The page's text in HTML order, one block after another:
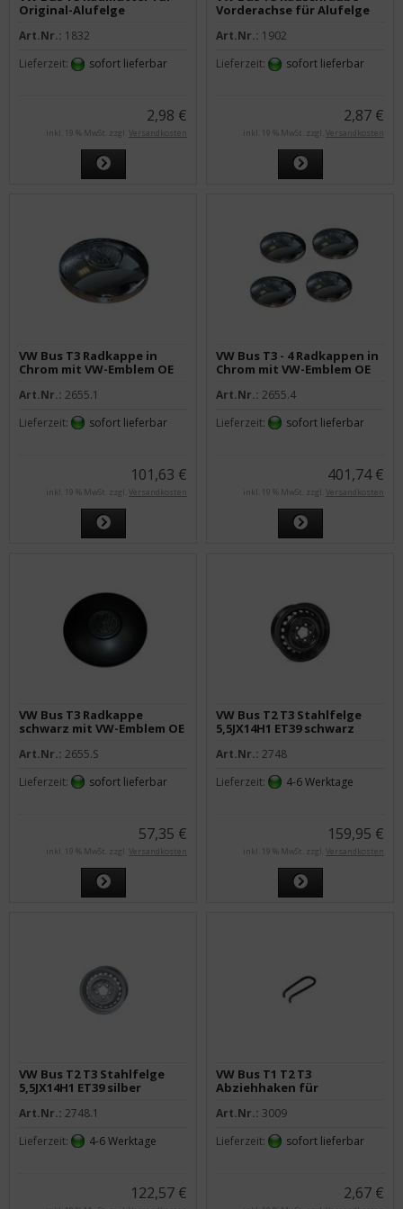
Original-Alufelge
Art.Nr.: 1832
Lieferzeit:
sofort lieferbar
2,98 €
inkl. 19 % MwSt. zzgl. Versandkosten
Vorderachse für Alufelge
Art.Nr.: 1902
Lieferzeit:
sofort lieferbar
2,87 €
inkl. 19 % MwSt. zzgl. Versandkosten
VW Bus T3 Radkappe in
Chrom mit VW-Emblem OE
Art.Nr.: 2655.1
Lieferzeit:
sofort lieferbar
101,63 €
inkl. 19 % MwSt. zzgl. Versandkosten
VW Bus T3 - 4 Radkappen in
Chrom mit VW-Emblem OE
Art.Nr.: 2655.4
Lieferzeit:
sofort lieferbar
401,74 €
inkl. 19 % MwSt. zzgl. Versandkosten
VW Bus T3 Radkappe
schwarz mit VW-Emblem OE
Art.Nr.: 2655.S
Lieferzeit:
sofort lieferbar
57,35 €
inkl. 19 % MwSt. zzgl. Versandkosten
VW Bus T2 T3 Stahlfelge
5,5JX14H1 ET39 schwarz
Art.Nr.: 2748
Lieferzeit:
4-6 Werktage
159,95 €
inkl. 19 % MwSt. zzgl. Versandkosten
VW Bus T2 T3 Stahlfelge
5,5JX14H1 ET39 silber
Art.Nr.: 2748.1
Lieferzeit:
4-6 Werktage
122,57 €
VW Bus T1 T2 T3
Abziehhaken für
Art.Nr.: 3009
Lieferzeit:
sofort lieferbar
2,67 €